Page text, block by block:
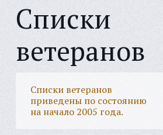
Списки
ветеранов
Списки ветеранов
приведены по состоянию
на начало 2005 года.